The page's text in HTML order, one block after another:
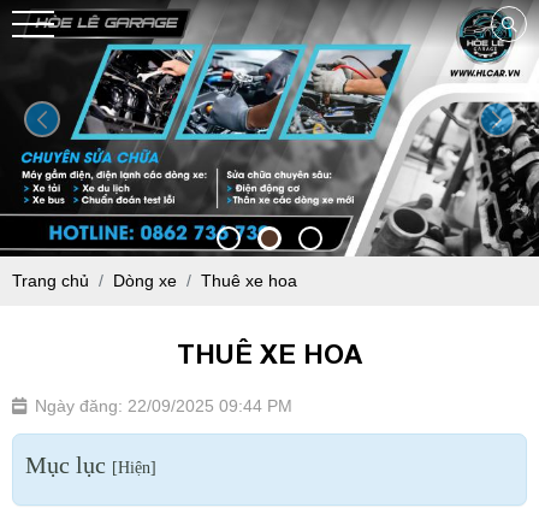
Trang chủ Dòng xe Thuê xe hoa
THUÊ XE HOA
Ngày đăng: 22/09/2025 09:44 PM
Mục lục [Hiện]